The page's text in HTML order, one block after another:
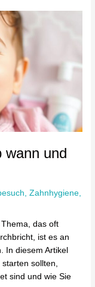
wann und
,Zahnhygiene
das oft
ist es an
In diesem Artikel
sollten,
sind und wie Sie